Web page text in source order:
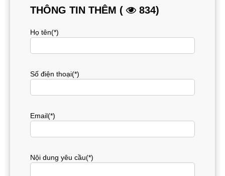
THÔNG TIN THÊM ( 834)
Họ tên(*)
Số điện thoại(*)
Email(*)
Nội dung yêu cầu(*)